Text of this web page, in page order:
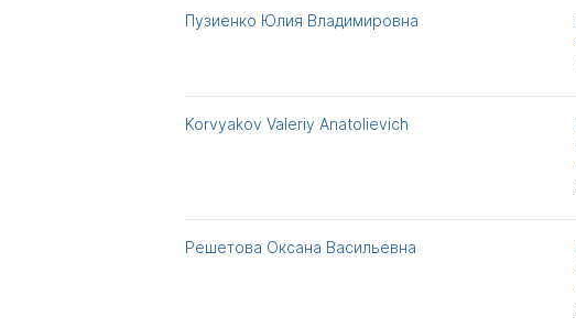
Пузиенко Юлия Владимировна
Korvyakov Valeriy Anatolievich
Решетова Оксана Васильевна